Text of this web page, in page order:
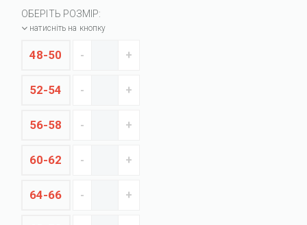
ОБЕРІТЬ РОЗМІР:
натисніть на кнопку
48-50
52-54
56-58
60-62
64-66